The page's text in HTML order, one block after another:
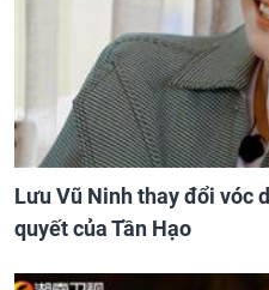
Lưu Vũ Ninh thay đổi vóc
quyết của Tần Hạo